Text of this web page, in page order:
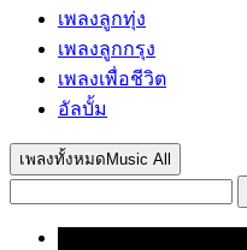
เพลงลูกทุ่ง
เพลงลูกกรุง
เพลงเพื่อชีวิต
อัลบั้ม
เพลงทั้งหมด Music All